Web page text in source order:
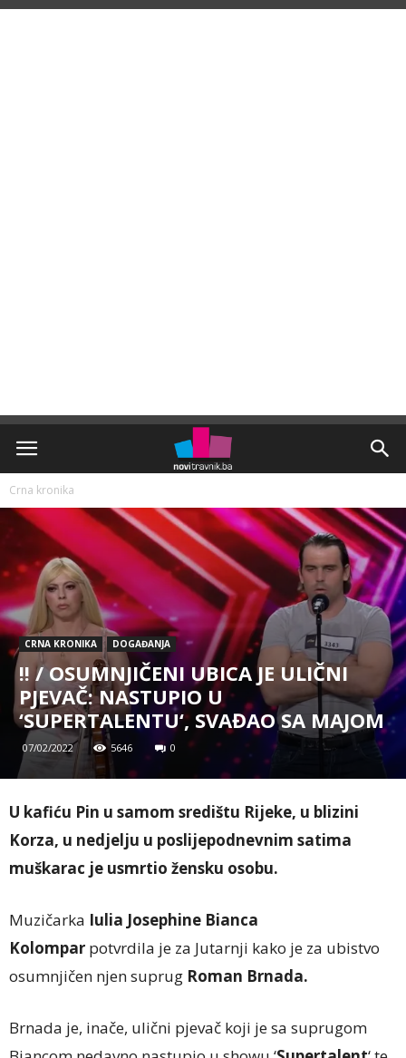
Crna kronika
CRNA KRONIKA DOGAĐANJA
!! / OSUMNJIČENI UBICA JE ULIČNI
PJEVAČ: NASTUPIO U
‘SUPERTALENTU‘, SVAĐAO SA MAJOM
07/02/2022 5646 0
U kafiću Pin u samom središtu Rijeke, u blizini
Korza, u nedjelju u poslijepodnevnim satima
muškarac je usmrtio žensku osobu.
Muzičarka Iulia Josephine Bianca
Kolompar potvrdila je za Jutarnji kako je za ubistvo
osumnjičen njen suprug Roman Brnada.
Brnada je, inače, ulični pjevač koji je sa suprugom